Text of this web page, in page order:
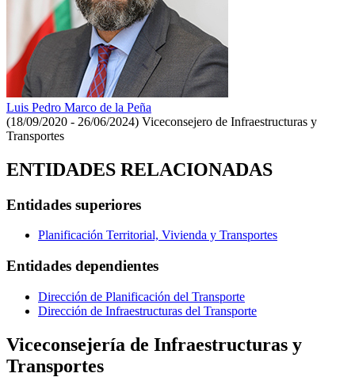
Luis Pedro Marco de la Peña
(18/09/2020 - 26/06/2024) Viceconsejero de Infraestructuras y
Transportes
ENTIDADES RELACIONADAS
Entidades superiores
Planificación Territorial, Vivienda y Transportes
Entidades dependientes
Dirección de Planificación del Transporte
Dirección de Infraestructuras del Transporte
Viceconsejería de Infraestructuras y
Transportes